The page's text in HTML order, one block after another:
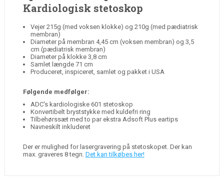
Kardiologisk stetoskop
Vejer 215g (med voksen klokke) og 210g (med pædiatrisk
membran)
Diameter på membran 4,45 cm (voksen membran) og 3,5
cm (pædiatrisk membran)
Diameter på klokke 3,8 cm
Samlet længde 71 cm
Produceret, inspiceret, samlet og pakket i USA
Følgende medfølger:
ADC's kardiologiske 601 stetoskop
Konvertibelt bryststykke med kuldefri ring
Tilbehørssæt med to par ekstra Adsoft Plus eartips
Navneskilt inkluderet
Der er mulighed for lasergravering på stetoskopet. Der kan
max. graveres 8 tegn. Det kan tilkøbes her!